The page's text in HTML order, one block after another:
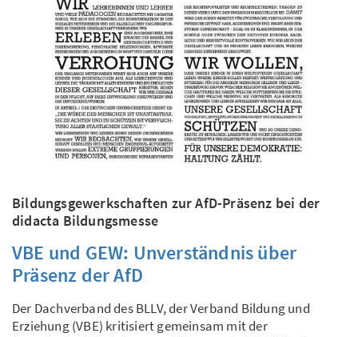
Bildungsgewerkschaften zur AfD-Präsenz bei der
didacta Bildungsmesse
VBE und GEW: Unverständnis über
Präsenz der AfD
Der Dachverband des BLLV, der Verband Bildung und
Erziehung (VBE) kritisiert gemeinsam mit der